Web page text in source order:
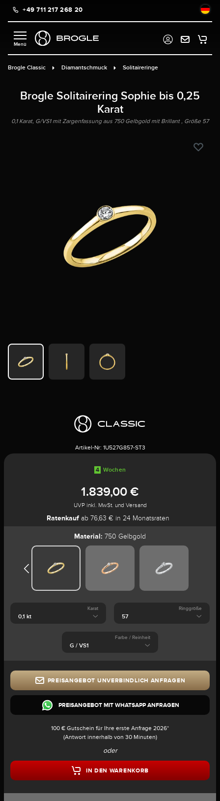
springen
+49 711 217 268 20
Brogle Classic Diamantschmuck Solitaireringe
Brogle Solitairering Sophie bis 0,25
Karat
0,1 Karat, G/VS1 mit Zargenfassung aus 750 Gelbgold mit Brillant , Größe 57
Artikel-Nr: 1U527G857-ST3
4 Wochen
1.839,00 €
UVP inkl. MwSt. und Versand
Ratenkauf ab 76,63 € in 24 Monatsraten
Material: 750 Gelbgold
Karat Ringgröße
Farbe / Reinheit
PREISANGEBOT UNVERBINDLICH ANFRAGEN
PREISANGEBOT MIT WHATSAPP ANFRAGEN
100 € Gutschein für Ihre erste Anfrage 2026*
(Antwort innerhalb von 30 Minuten)
oder
IN DEN WARENKORB